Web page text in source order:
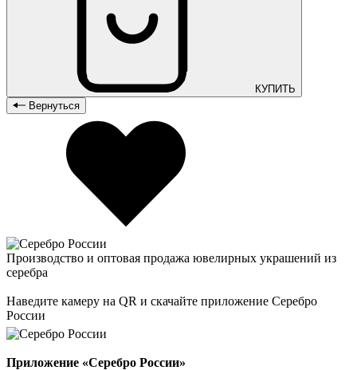
КУПИТЬ
Вернуться
Производство и оптовая продажа ювелирных украшений из
серебра
Наведите камеру на QR и скачайте приложение Серебро
России
Приложение «Серебро России»